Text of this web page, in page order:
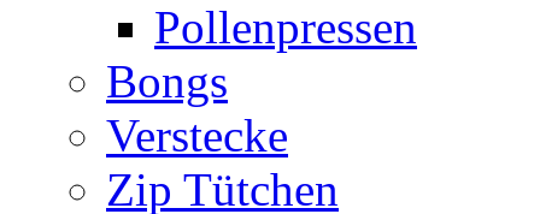
Pollenpressen
Bongs
Verstecke
Zip Tütchen